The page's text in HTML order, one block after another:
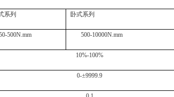
系列 卧式系列
500N.mm 500-10000N.mm
10%-100%
0-±9999.9